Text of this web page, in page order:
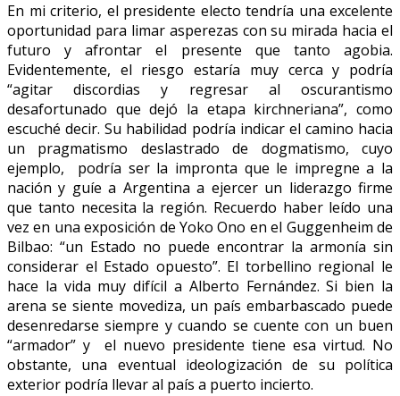
En mi criterio, el presidente electo tendría una excelente
oportunidad para limar asperezas con su mirada hacia el
futuro y afrontar el presente que tanto agobia.
Evidentemente, el riesgo estaría muy cerca y podría
“agitar discordias y regresar al oscurantismo
desafortunado que dejó la etapa kirchneriana”, como
escuché decir. Su habilidad podría indicar el camino hacia
un pragmatismo deslastrado de dogmatismo, cuyo
ejemplo, podría ser la impronta que le impregne a la
nación y guíe a Argentina a ejercer un liderazgo firme
que tanto necesita la región. Recuerdo haber leído una
vez en una exposición de Yoko Ono en el Guggenheim de
Bilbao: “un Estado no puede encontrar la armonía sin
considerar el Estado opuesto”. El torbellino regional le
hace la vida muy difícil a Alberto Fernández. Si bien la
arena se siente movediza, un país embarbascado puede
desenredarse siempre y cuando se cuente con un buen
“armador” y el nuevo presidente tiene esa virtud. No
obstante, una eventual ideologización de su política
exterior podría llevar al país a puerto incierto.